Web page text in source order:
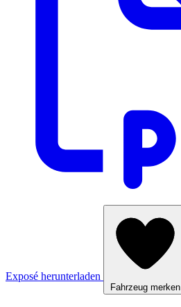
Exposé herunterladen
Fahrzeug merken